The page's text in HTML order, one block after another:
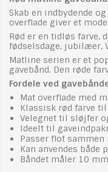
Skab en indbydende
overflade giver et
Rød er en tidløs
fødselsdage, jubilæer,
Matline serien er et
gavebånd. Den røde
Fordele ved
Mat overflade med
Klassisk rød farve
Velegnet til sløjfer
Ideelt til
Passer flot
Kan anvendes
Båndet måler 10